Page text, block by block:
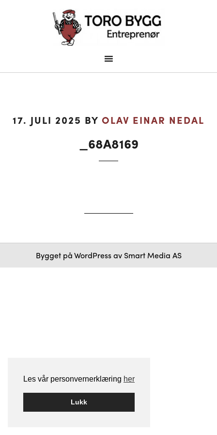
Les vår personvernerklæring her
Lukk
17. JULI 2025 BY OLAV EINAR NEDAL
_68A8169
Bygget påWordPressav Smart Media AS